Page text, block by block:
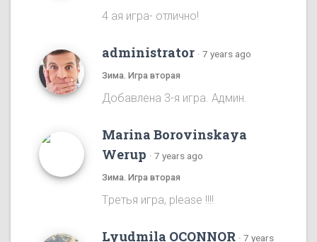
4 ая игра- отлично!
administrator · 7 years ago
Зима. Игра вторая
Добавлена 3-я игра. Админ.
Marina Borovinskaya
Werup · 7 years ago
Зима. Игра вторая
Tретья игра, please !!!!
Lyudmila OCONNOR · 7 years